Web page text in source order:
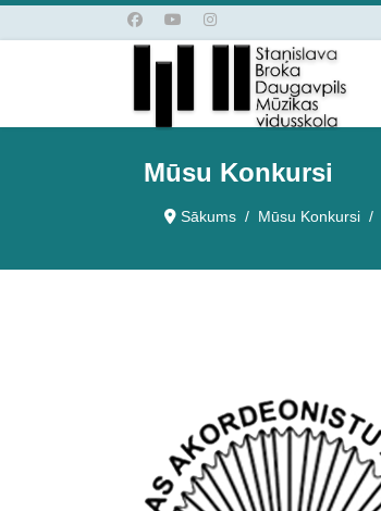
Mūsu Konkursi
Sākums Mūsu Konkursi